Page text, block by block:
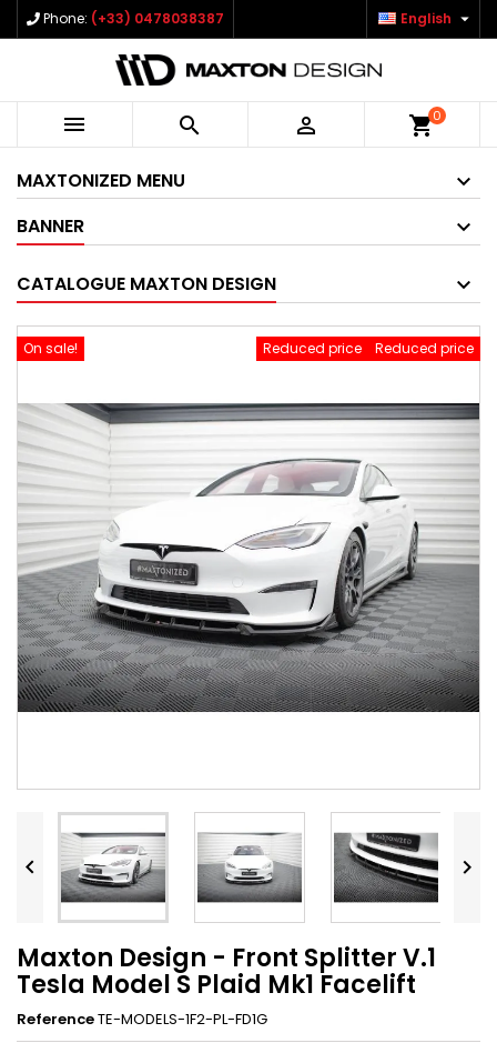
Phone: (+33) 0478038387 English 
   shopping_cart0
MAXTONIZED MENU
BANNER
CATALOGUE MAXTON DESIGN
On sale! Reduced price
Reduced price
 
Maxton Design - Front Splitter V.1
Tesla Model S Plaid Mk1 Facelift
ReferenceTE-MODELS-1F2-PL-FD1G